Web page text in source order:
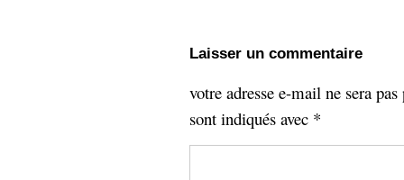
Laisser un commentaire
votre adresse e-mail ne sera
sont indiqués avec *